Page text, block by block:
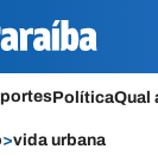
PolíticaQual
>vida urbana